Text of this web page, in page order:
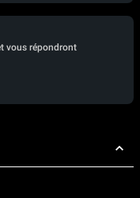
vous répondront